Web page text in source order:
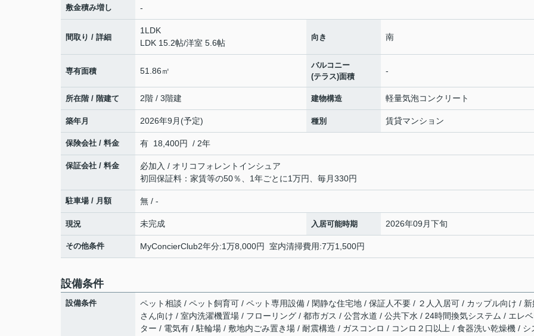
敷金積み増し -
間取り / 詳細
1LDK
LDK 15.2帖/洋室 5.6帖
向き 南
専有面積 51.86㎡
バルコニー
(テラス)面積
-
所在階 / 階建て 2階 / 3階建 建物構造 軽量気泡コンクリート
築年月 2026年9月(予定) 種別 賃貸マンション
保険会社 / 料金 有 18,400円 / 2年
保証会社 / 料金
必加入 / オリコフォレントインシュア
初回保証料：家賃等の50％、1年ごとに1万円、毎月330円
駐車場 / 月額 無 / -
現況 未完成 入居可能時期 2026年09月下旬
その他条件 MyConcierClub2年分:1万8,000円 室内清掃費用:7万1,500円
設備条件
設備条件
ペット相談 / ペット飼育可 / ペット専用設備 / 閑静な住宅地 / 保証人不要 / ２人入居可 / カップル向け / 新
さん向け / 室内洗濯機置場 / フローリング / 都市ガス / 公営水道 / 公共下水 / 24時間換気システム / エレ
ター / 電気有 / 駐輪場 / 敷地内ごみ置き場 / 耐震構造 / ガスコンロ / コンロ２口以上 / 食器洗い乾燥機 / シ